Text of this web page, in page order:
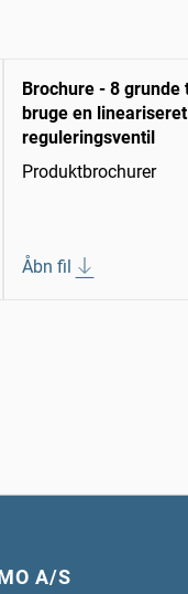
Brochure - 8 grunde
bruge en lineariseret
reguleringsventil
Produktbrochurer
Åbn fil
A/S